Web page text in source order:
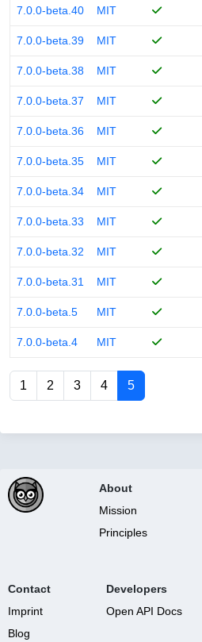
7.0.0-beta.40 MIT
7.0.0-beta.39 MIT
7.0.0-beta.38 MIT
7.0.0-beta.37 MIT
7.0.0-beta.36 MIT
7.0.0-beta.35 MIT
7.0.0-beta.34 MIT
7.0.0-beta.33 MIT
7.0.0-beta.32 MIT
7.0.0-beta.31 MIT
7.0.0-beta.5 MIT
7.0.0-beta.4 MIT
1 2 3 4 5
About
Mission
Principles
Contact
Imprint
Blog
Developers
Open API Docs